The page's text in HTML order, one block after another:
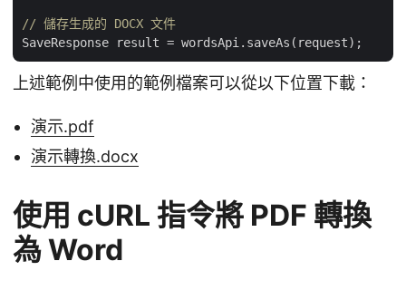
// 儲存生成的 DOCX 文件
上述範例中使用的範例檔案可以從以下位置下載：
演示.pdf
演示轉換.docx
使用 cURL 指令將 PDF 轉換
為 Word